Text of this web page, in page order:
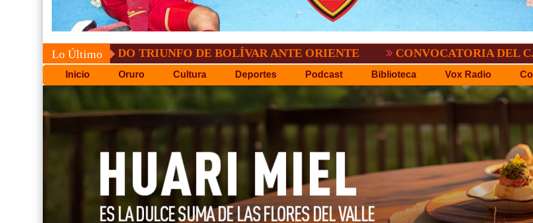
Lo ÚltimoCONVOCATORIA DEL C.P.D.O. EL TIGRE NO PERDONO A
Inicio Oruro Cultura Deportes Podcast Biblioteca Vox Radio